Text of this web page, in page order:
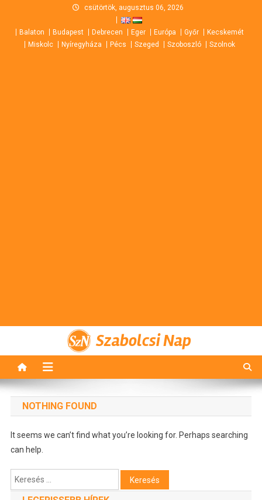
content
csütörtök, augusztus 06, 2026
Balaton Budapest Debrecen Eger Európa Győr
Kecskemét
Miskolc
Nyíregyháza Pécs Szeged Szoboszló Szolnok
Szabolcsi Nap
NOTHING FOUND
It seems we can’t find what you’re looking for. Perhaps searching
can help.
Keresés: